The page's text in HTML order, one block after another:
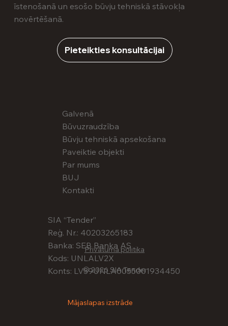
SIA “Tender”
Reģ. Nr.: 40203265183
Banka: SEB Banka AS
Kods: UNLALV2X
Konts: LV39UNLA0055001934450
Galvenā
Būvuzraudzība
Būvju tehniskā apsekošana
Paveiktie objekti
Par mums
BUJ
Kontakti
īstenošanā un esošo būvju tehniskā stāvokļa
novērtēšanā.
Pieteikties konsultācijai
Mājaslapas izstrāde
© 2026 SIA Tender
Privātuma politika